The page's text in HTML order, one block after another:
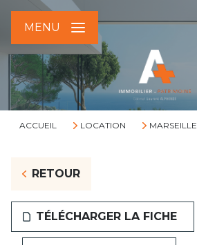
MENU
ACCUEIL LOCATION MARSEILLE
RETOUR
TÉLÉCHARGER LA FICHE